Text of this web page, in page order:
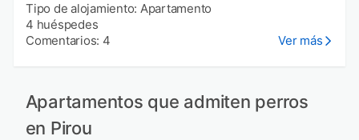
Tipo de alojamiento: Apartamento
4 huéspedes
Comentarios: 4
Ver más
Apartamentos que admiten perros
en Pirou